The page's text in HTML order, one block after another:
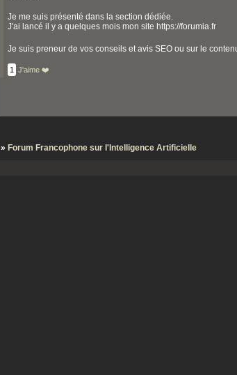
Je me suis présenté dans la section dédiée.
J'ai lancé il y a quelques mois mon site https://forumia.fr
Je suis preneur de vos conseils et avis SEO ou sur le
1 J'aime ❤️
» Forum Francophone sur l'Intelligence Artificielle